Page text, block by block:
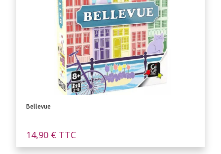
Bellevue
14,90 € TTC